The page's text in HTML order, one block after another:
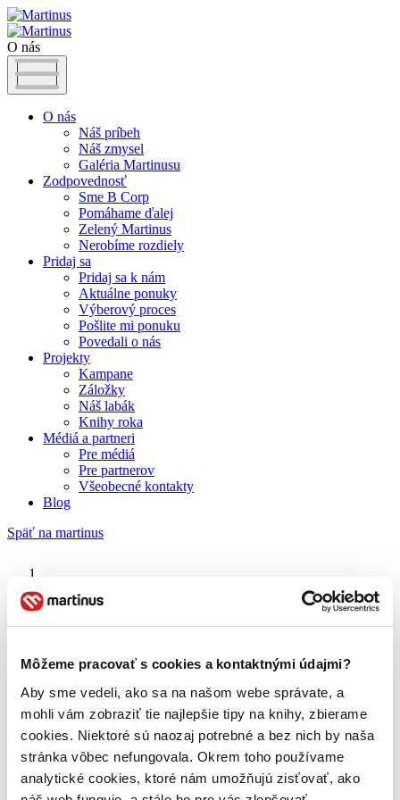
Môžeme pracovať s cookies a kontaktnými údajmi?
Aby sme vedeli, ako sa na našom webe správate, a
mohli vám zobraziť tie najlepšie tipy na knihy, zbierame
cookies. Niektoré sú naozaj potrebné a bez nich by naša
stránka vôbec nefungovala. Okrem toho používame
analytické cookies, ktoré nám umožňujú zisťovať, ako
O nás
O nás
Náš príbeh
Náš zmysel
Galéria Martinusu
Zodpovednosť
Sme B Corp
Pomáhame ďalej
Zelený Martinus
Nerobíme rozdiely
Pridaj sa
Pridaj sa k nám
Aktuálne ponuky
Výberový proces
Pošlite mi ponuku
Povedali o nás
Projekty
Kampane
Záložky
Náš labák
Knihy roka
Médiá a partneri
Pre médiá
Pre partnerov
Všeobecné kontakty
Blog
Späť na martinus
Headhunters
O nás
Náš príbeh
Galéria Martinusu
Zodpovednosť
Sme B Corp